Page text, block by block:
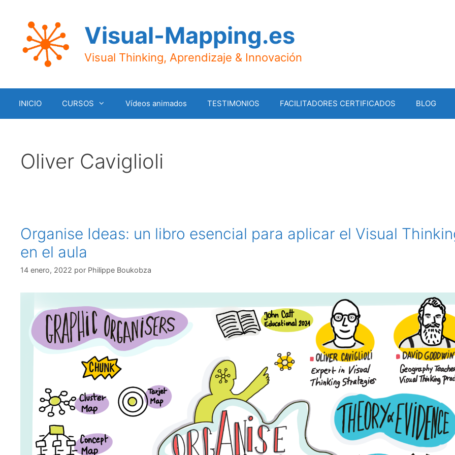
contenido
Visual-Mapping.es
Visual Thinking, Aprendizaje & Innovación
INICIO CURSOS Vídeos animados TESTIMONIOS FACILITADORES CERTIFICADOS BLOG
Oliver Caviglioli
Organise Ideas: un libro esencial para aplicar el Visual
en el aula
14 enero, 2022 por Philippe Boukobza